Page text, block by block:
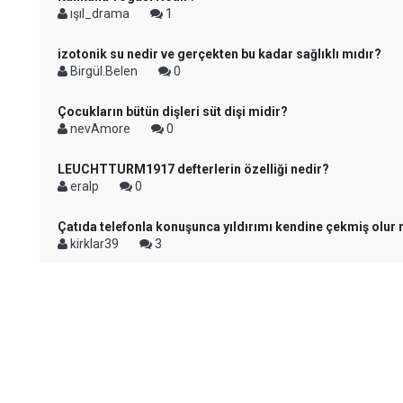
ışıl_drama
1
izotonik su nedir ve gerçekten bu kadar sağlıklı mıdır?
Birgül.Belen
0
Çocukların bütün dişleri süt dişi midir?
nevAmore
0
LEUCHTTURM1917 defterlerin özelliği nedir?
eralp
0
Çatıda telefonla konuşunca yıldırımı kendine çekmiş olur
kirklar39
3